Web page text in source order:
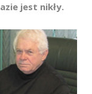
jest nikły.